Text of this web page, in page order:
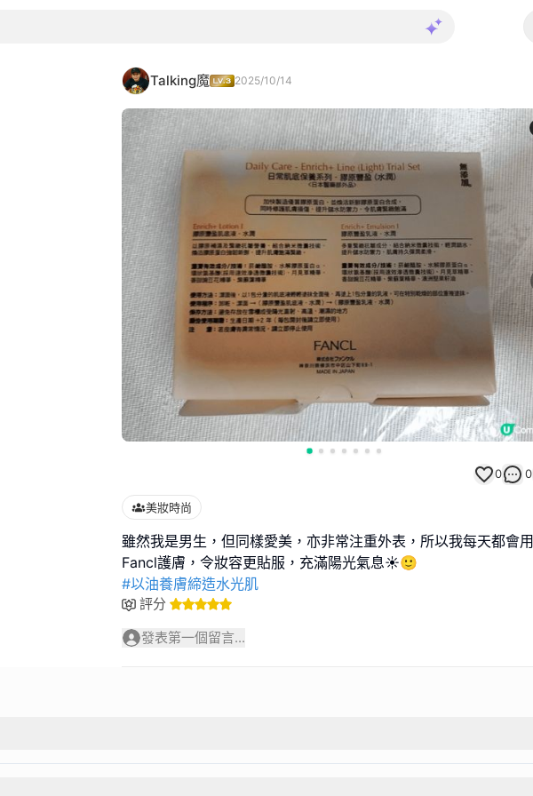
Talking魔 2025/10/14
0 0
美妝時尚
雖然我是男生，但同樣愛美，亦非常注重外表，所以我每天都會用
#以油養膚締造水光肌
評分
發表第一個留言...